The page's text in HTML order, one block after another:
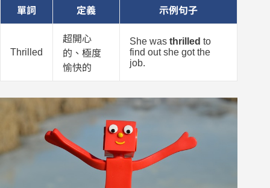
單詞 定義 示例句子
Thrilled
超開心
的、極度
愉快的
She wasthrilled to
find out she got the
job.